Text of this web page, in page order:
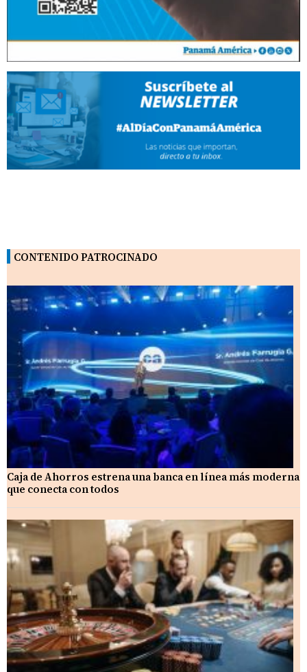
CONTENIDO PATROCINADO
Caja de Ahorros estrena una banca en línea más moderna
que conecta con todos